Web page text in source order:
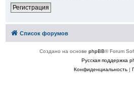
Регистрация
Список форумов
Создано на основе phpBB® Forum
Русская поддержка
Конфиденциальность|